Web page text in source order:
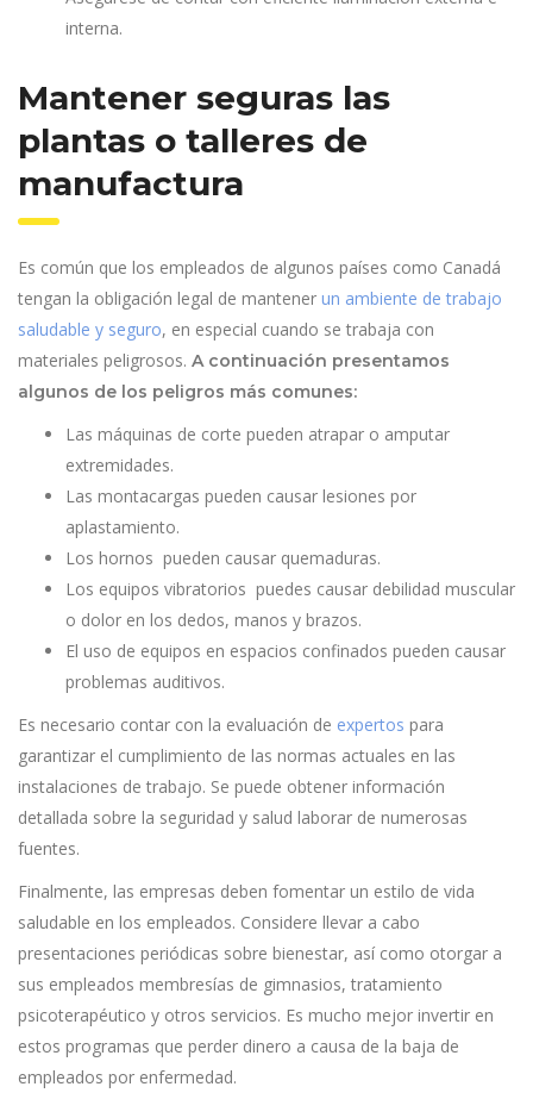
interna.
Mantener seguras las
plantas o talleres de
manufactura
Es común que los empleados de algunos países como Canadá
tengan la obligación legal de mantener un ambiente de trabajo
saludable y seguro, en especial cuando se trabaja con
materiales peligrosos. A continuación presentamos
algunos de los peligros más comunes:
Las máquinas de corte pueden atrapar o amputar
extremidades.
Las montacargas pueden causar lesiones por
aplastamiento.
Los hornos pueden causar quemaduras.
Los equipos vibratorios puedes causar debilidad muscular
o dolor en los dedos, manos y brazos.
El uso de equipos en espacios confinados pueden causar
problemas auditivos.
Es necesario contar con la evaluación de expertos para
garantizar el cumplimiento de las normas actuales en las
instalaciones de trabajo. Se puede obtener información
detallada sobre la seguridad y salud laborar de numerosas
fuentes.
Finalmente, las empresas deben fomentar un estilo de vida
saludable en los empleados. Considere llevar a cabo
presentaciones periódicas sobre bienestar, así como otorgar a
sus empleados membresías de gimnasios, tratamiento
psicoterapéutico y otros servicios. Es mucho mejor invertir en
estos programas que perder dinero a causa de la baja de
empleados por enfermedad.